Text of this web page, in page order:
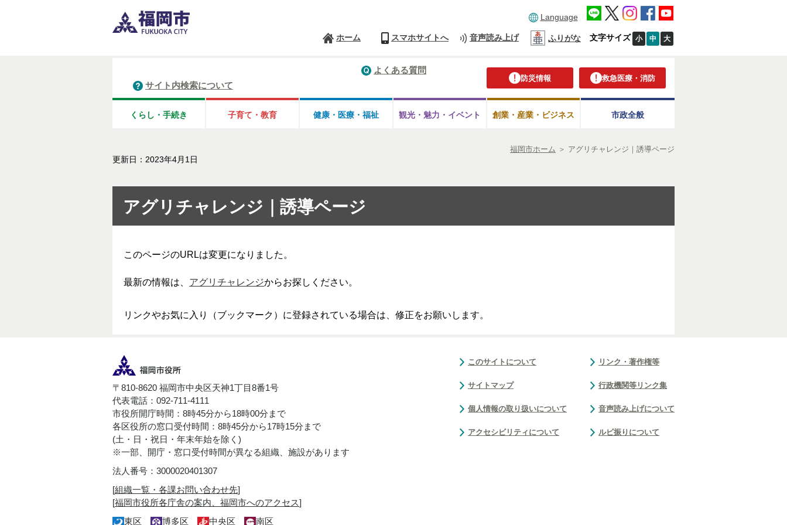
Language
ホーム スマホサイトへ 音声読み上げ ふりがな 文字サイズ 小 中 大
防災情報 救急医療・消防
よくある質問
サイト内検索について
くらし・手続き 子育て・教育 健康・医療・ 福祉 観光・魅力・ イベント 創業・産業・ビジネス 市政全般
福岡市ホーム ＞ アグリチャレンジ｜誘導ページ
更新日：2023年4月1日
アグリチャレンジ｜誘導ページ
このページのURLは変更になりました。
最新の情報は、 アグリチャレンジからお探しください。
リンクやお気に入り（ブックマーク）に登録されている場合は、修正をお願いします。
〒810-8620 福岡市中央区天神1丁目8番1号
代表電話：092-711-4111
市役所開庁時間：8時45分から18時00分まで
各区役所の窓口受付時間：8時45分から17時15分まで
(土・日・祝日・年末年始を除く)
※一部、開庁・窓口受付時間が異なる組織、施設があります
法人番号：3000020401307
[組織一覧・各課お問い合わせ先]
[福岡市役所各庁舎の案内、福岡市へのアクセス]
東区
博多区 中央区 南区
このサイトについて
サイトマップ
個人情報の取り扱いについて
アクセシビリティについて
リンク・著作権等
行政機関等リンク集
音声読み上げについて
ルビ振りについて